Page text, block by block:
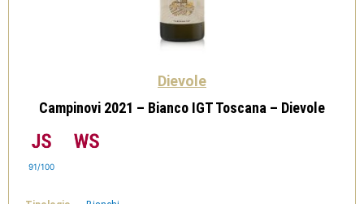
Dievole
Campinovi 2021 – Bianco IGT Toscana – Dievole
91/100